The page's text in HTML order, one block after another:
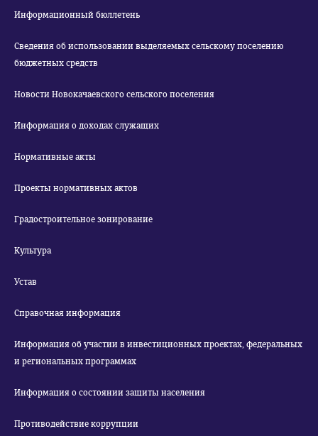
Информационный бюллетень
Сведения об использовании выделяемых сельскому поселению
бюджетных средств
Новости Новокачаевского сельского поселения
Информация о доходах служащих
Нормативные акты
Проекты нормативных актов
Градостроительное зонирование
Культура
Устав
Справочная информация
Информация об участии в инвестиционных проектах, федеральных
и региональных программах
Информация о состоянии защиты населения
Противодействие коррупции